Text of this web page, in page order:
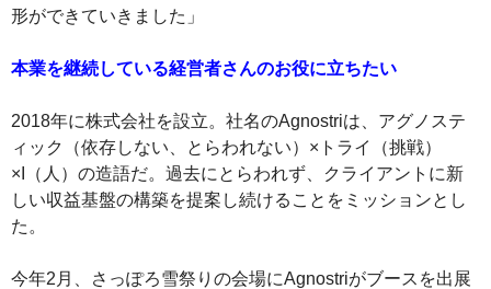
形ができていきました」
本業を継続している経営者さんのお役に立ちたい
2018年に株式会社を設立。社名のAgnostriは、アグノステ
ィック（依存しない、とらわれない）×トライ（挑戦）
×I（人）の造語だ。過去にとらわれず、クライアントに新
しい収益基盤の構築を提案し続けることをミッションとし
た。
今年2月、さっぽろ雪祭りの会場にAgnostriがブースを出展